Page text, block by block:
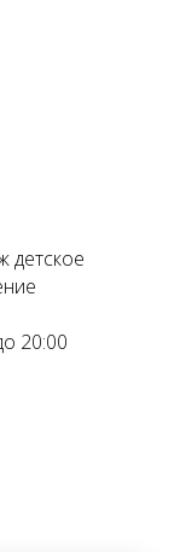
детское
20:00